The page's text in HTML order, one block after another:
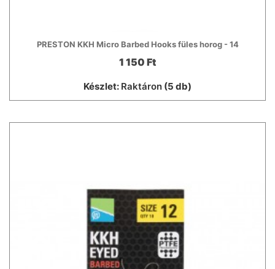
PRESTON KKH Micro Barbed Hooks füles horog - 14
1 150 Ft
Készlet: Raktáron (5 db)